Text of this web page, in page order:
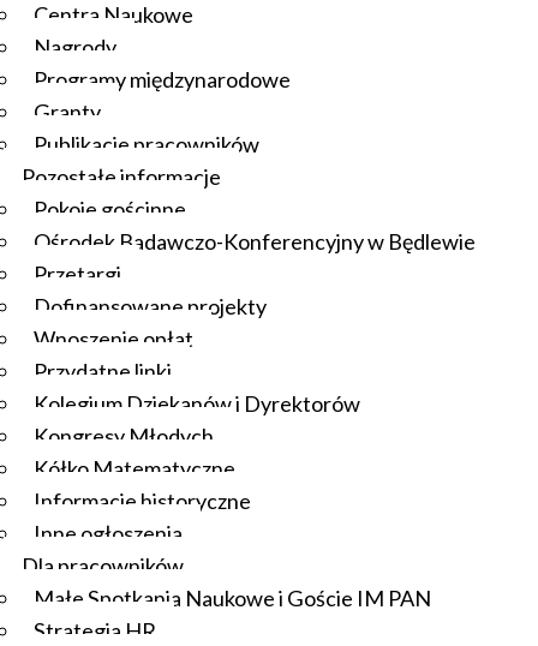
Centra Naukowe
Nagrody
Programy międzynarodowe
Granty
Publikacje pracowników
Pozostałe informacje
Pokoje gościnne
Ośrodek Badawczo-Konferencyjny w Będlewie
Przetargi
Dofinansowane projekty
Wnoszenie opłat
Przydatne linki
Kolegium Dziekanów i Dyrektorów
Kongresy Młodych
Kółko Matematyczne
Informacje historyczne
Inne ogłoszenia
Dla pracowników
Małe Spotkania Naukowe i Goście IM PAN
Strategia HR